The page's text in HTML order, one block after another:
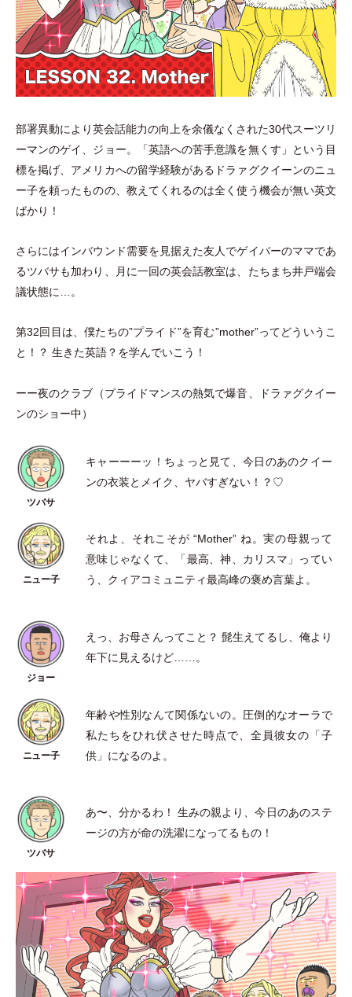
部署異動により英会話能力の向上を余儀なくされた30代スーツリ
ーマンのゲイ、ジョー。
「英語への苦手意識を無くす 」
という目
標を掲げ、アメリカへの留学経験があるドラァグクイーンのニュ
ー子を頼ったものの、教えてくれるのは全く使う機会が無い英文
ばかり！
さらにはインバウンド需要を見据えた友人でゲイバーのママであ
るツバサも加わり、月に一回の英会話教室は、たちまち井戸端会
議状態に…。
第32回目は、僕たちの”プライド”を育む”mother”ってどういうこ
と！？ 生きた英語？を学んでいこう！
ーー夜のクラブ （プライドマンスの熱気で爆音、ドラァグクイー
ンのショー中）
キャーーーッ！ちょっと見て、今日のあのクイー
ンの衣装とメイク、ヤバすぎない！？♡
それよ、それこそが “Mother” ね。実の母親って
意味じゃなくて、
「最高、神、カリスマ 」 ってい
う、クィアコミュニティ最高峰の褒め言葉よ。
えっ、お母さんってこと？ 髭生えてるし、俺より
年下に見えるけど……。
年齢や性別なんて関係ないの。圧倒的なオーラで
私たちをひれ伏させた時点で、全員彼女の 「子
供 」 になるのよ。
あ〜、分かるわ！ 生みの親より、今日のあのステ
ージの方が命の洗濯になってるもの！